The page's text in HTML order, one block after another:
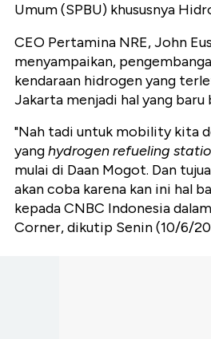
Umum (SPBU) khususnya
CEO Pertamina NRE, John
menyampaikan,
kendaraan hidrogen yang
Jakarta menjadi hal yang baru
"Nah tadi untuk mobility kita
yanghydrogen refueling
mulai di Daan Mogot. Dan
akan coba karena kan ini hal
kepada CNBC Indonesia
Corner, dikutip Senin (10/6/